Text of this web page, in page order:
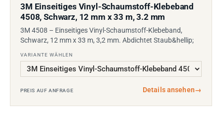
3M Einseitiges Vinyl-Schaumstoff-Klebeband
4508, Schwarz, 12 mm x 33 m, 3.2 mm
3M 4508 – Einseitiges Vinyl-Schaumstoff-Klebeband,
Schwarz, 12 mm x 33 m, 3,2 mm. Abdichtet Staub&hellip;
VARIANTE WÄHLEN
PREIS AUF ANFRAGE Details ansehen→